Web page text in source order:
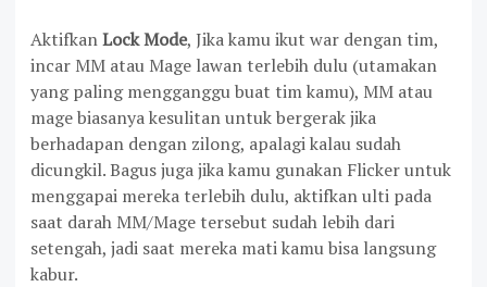
AktifkanLock Mode, Jika kamu ikut war dengan tim,
incar MM atau Mage lawan terlebih dulu (utamakan
yang paling mengganggu buat tim kamu), MM atau
mage biasanya kesulitan untuk bergerak jika
berhadapan dengan zilong, apalagi kalau sudah
dicungkil. Bagus juga jika kamu gunakan Flicker untuk
menggapai mereka terlebih dulu, aktifkan ulti pada
saat darah MM/Mage tersebut sudah lebih dari
setengah, jadi saat mereka mati kamu bisa langsung
kabur.